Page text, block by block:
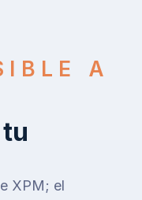
A
XPM; el